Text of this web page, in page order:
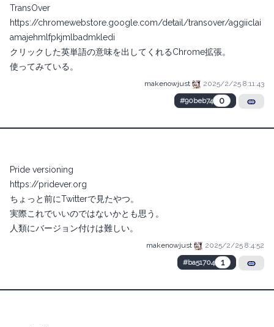
TransOver
https://chromewebstore.google.com/detail/transover/aggiiclai
amajehmlfpkjmlbadmkledi
クリックした英単語の意味を出してくれるChrome拡張。
使ってみている。
makenowjust
2025/2/25 8:11:43
#90beb74
0
Pride versioning
https://pridever.org
ちょっと前にTwitterで見たやつ。
実際これでいいのではないかとも思う。
人類にバージョン付けは難しい。
makenowjust
2025/2/25 8:4:52
#ba51704
1